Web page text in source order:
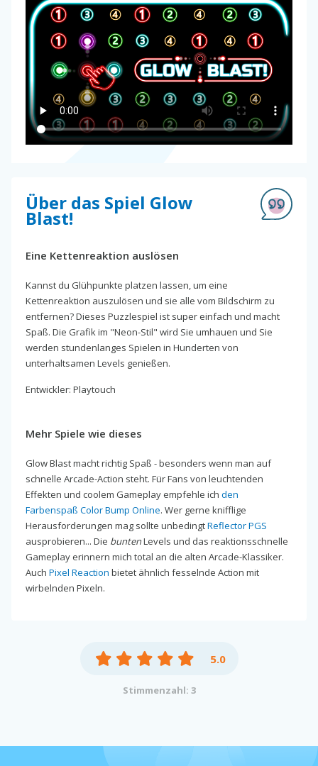
Über das Spiel Glow
Blast!
Eine Kettenreaktion auslösen
Kannst du Glühpunkte platzen lassen, um eine
Kettenreaktion auszulösen und sie alle vom Bildschirm zu
entfernen? Dieses Puzzlespiel ist super einfach und macht
Spaß. Die Grafik im "Neon-Stil" wird Sie umhauen und Sie
werden stundenlanges Spielen in Hunderten von
unterhaltsamen Levels genießen.
Entwickler: Playtouch
Mehr Spiele wie dieses
Glow Blast macht richtig Spaß - besonders wenn man auf
schnelle Arcade-Action steht. Für Fans von leuchtenden
Effekten und coolem Gameplay empfehle ich den
Farbenspaß Color Bump Online. Wer gerne knifflige
Herausforderungen mag sollte unbedingtReflector PGS
ausprobieren... Die buntenLevels und das reaktionsschnelle
Gameplay erinnern mich total an die alten Arcade-Klassiker.
Auch Pixel Reaction bietet ähnlich fesselnde Action mit
wirbelnden Pixeln.
5.0
Stimmenzahl: 3